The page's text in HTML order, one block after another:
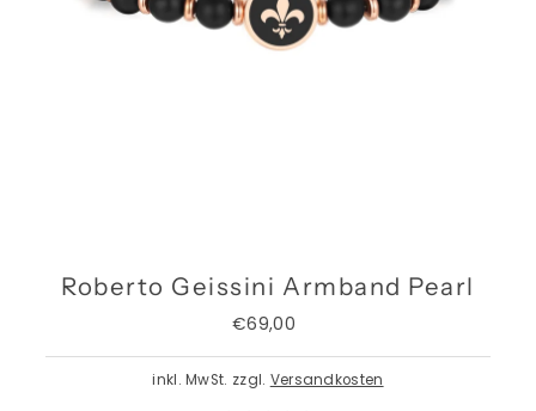
Roberto Geissini Armband Pearl
Regulärer
€69,00
inkl. MwSt. zzgl. Versandkosten